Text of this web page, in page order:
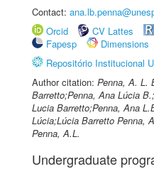
Contact:
Orcid
CV Lattes
Fapesp
Dimensions
Repositório Institucional
Author citation: Penna, A. L.
Barretto;Penna, Ana Lúcia
Lucia Barretto;Penna, Ana
Lúcia;Lúcia Barretto Penna,
Penna, A.L.
Undergraduate